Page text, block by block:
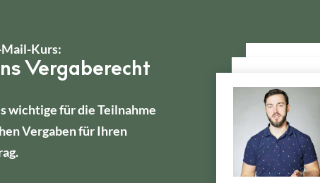
Kurs:
Vergaberecht
wichtige für die Teilnahme
Vergaben für Ihren